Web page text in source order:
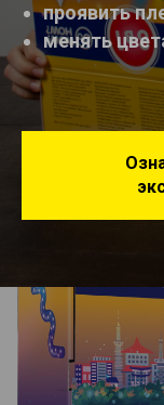
проявить
менять